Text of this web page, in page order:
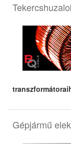
Gépjármű